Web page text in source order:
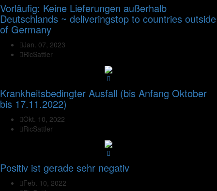
Vorläufig: Keine Lieferungen außerhalb
Deutschlands ~ deliveringstop to countries outside
of Germany
Jan. 07, 2023
RicSattler
Krankheitsbedingter Ausfall (bis Anfang Oktober
bis 17.11.2022)
Okt. 10, 2022
RicSattler
Positiv ist gerade sehr negativ
Feb. 10, 2022